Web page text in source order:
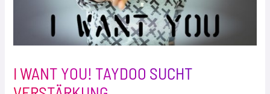
I WANT YOU! TAYDOO SUCHT